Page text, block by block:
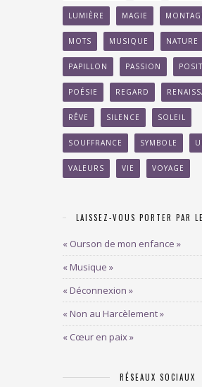
LUMIÈRE MAGIE
MOTS MUSIQUE NATURE
PAPILLON PASSION
POÉSIE REGARD
RÊVE SILENCE SOLEIL
SOUFFRANCE SYMBOLE
VALEURS VIE VOYAGE
LAISSEZ-VOUS PORTER PAR
« Ourson de mon enfance »
« Musique »
« Déconnexion »
« Non au Harcèlement »
« Cœur en paix »
RÉSEAUX SOCIAUX